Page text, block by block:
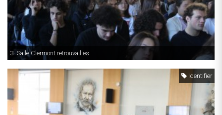
3- Salle Clermont retrouvailles
Identifier